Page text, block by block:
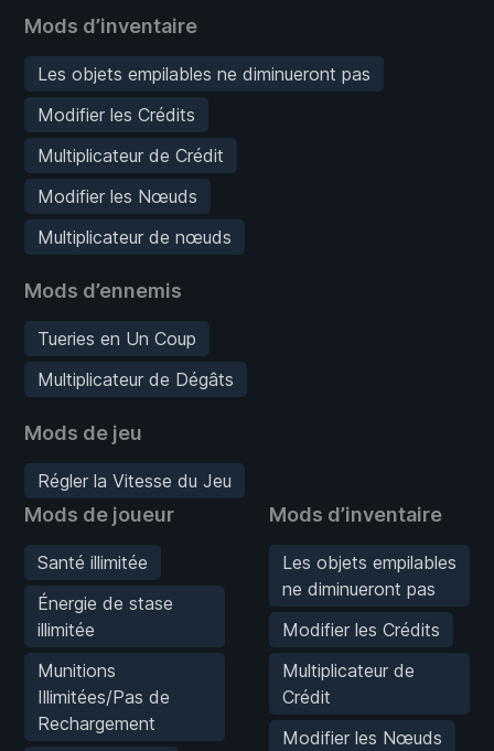
Mods d’inventaire
Les objets empilables ne diminueront pas
Modifier les Crédits
Multiplicateur de Crédit
Modifier les Nœuds
Multiplicateur de nœuds
Mods d’ennemis
Tueries en Un Coup
Multiplicateur de Dégâts
Mods de jeu
Régler la Vitesse du Jeu
Mods de joueur
Santé illimitée
Énergie de stase
illimitée
Munitions
Illimitées/Pas de
Rechargement
Mods d’inventaire
Les objets empilables
ne diminueront pas
Modifier les Crédits
Multiplicateur de
Crédit
Modifier les Nœuds